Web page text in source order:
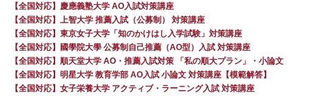
【全国対応】慶應義塾大学 AO入試対策講座
【全国対応】上智大学 推薦入試（公募制） 対策講座
【全国対応】東京女子大学「知のかけはし入学試験」対策講座
【全国対応】國學院大學 公募制自己推薦（AO型）入試 対策講座
【全国対応】順天堂大学 AO・推薦入試対策 「私の順大プラン」・小論文
【全国対応】明星大学 教育学部 AO入試 小論文 対策講座【模範解答】
【全国対応】女子栄養大学 アクティブ・ラーニング入試 対策講座